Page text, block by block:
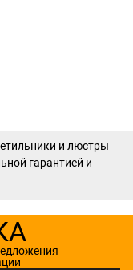
и люстры
гарантией и